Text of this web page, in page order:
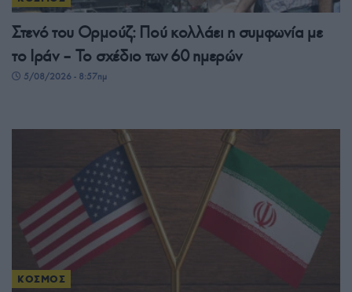
Στενό του Ορμούζ: Πού κολλάει η συμφωνία με
το Ιράν – Το σχέδιο των 60 ημερών
5/08/2026 - 8:57πμ
ΚΟΣΜΟΣ